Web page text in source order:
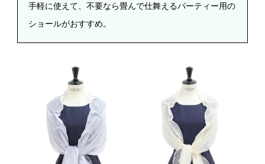
手軽に使えて、不要なら畳んで仕舞えるパーティー用の
ショールがおすすめ。